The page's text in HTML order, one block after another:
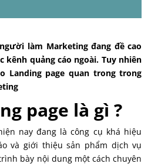
làm Marketing đang đề cao
kênh quảng cáo ngoài. Tuy nhiên
Landing page quan trong trong
page là gì ?
nay đang là công cụ khá hiệu
và giới thiệu sản phẩm dịch vụ
bày nội dung một cách chuyên